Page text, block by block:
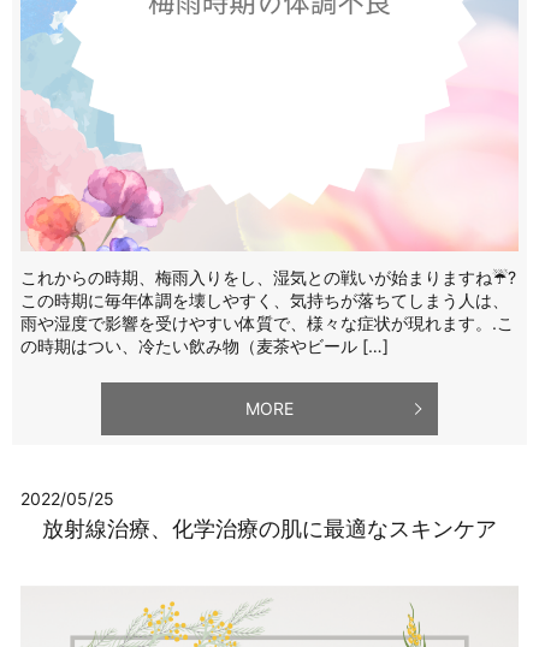
これからの時期、梅雨入りをし、湿気との戦いが始まりますね☔️?
この時期に毎年体調を壊しやすく、気持ちが落ちてしまう人は、
雨や湿度で影響を受けやすい体質で、様々な症状が現れます。.こ
の時期はつい、冷たい飲み物（麦茶やビール […]
MORE
2022/05/25
放射線治療、化学治療の肌に最適なスキンケア